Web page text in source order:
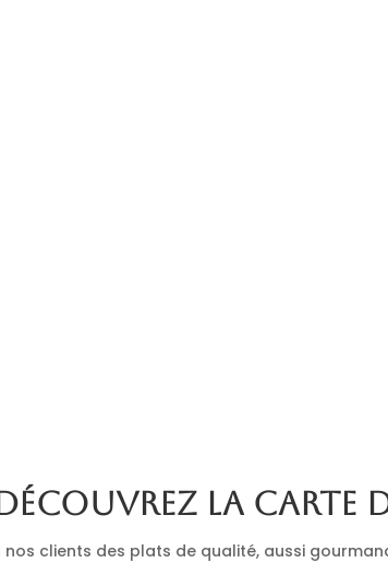
la carte
clients des plats de qualité, aussi